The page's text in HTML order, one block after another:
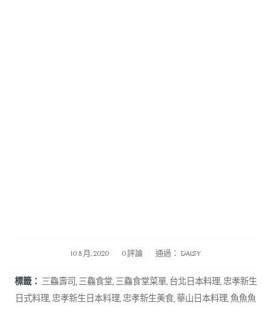
10 8 月, 2020
/ 0 評論 通過： DAISY
標籤： 三鱻壽司, 三鱻食堂, 三鱻食堂菜單, 台北日本料理,忠孝新生
日式料理,忠孝新生日本料理,忠孝新生美食,華山日本料理, 魚魚魚